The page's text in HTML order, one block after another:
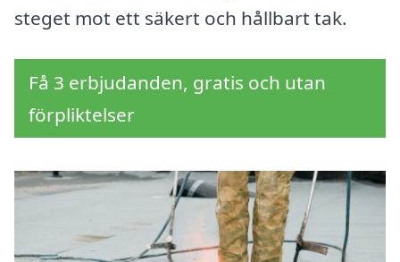
steget mot ett säkert och hållbart tak.
Få 3 erbjudanden, gratis och utan
förpliktelser